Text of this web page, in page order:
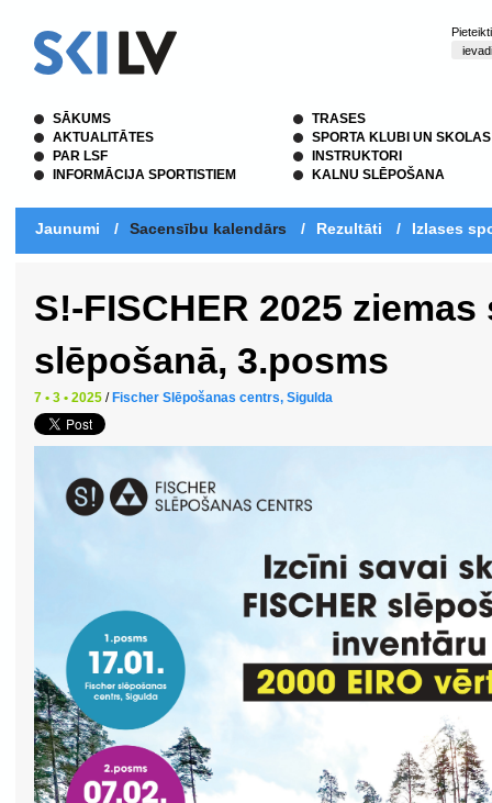
SĀKUMS
AKTUALITĀTES
PAR LSF
INFORMĀCIJA SPORTISTIEM
TRASES
SPORTA KLUBI UN SKOLAS
INSTRUKTORI
KALNU SLĒPOŠANA
Jaunumi / Sacensību kalendārs / Rezultāti / Izlases
S!-FISCHER 2025
slēpošanā, 3.posms
7 • 3 • 2025 / Fischer Slēpošanas centrs, Sigulda